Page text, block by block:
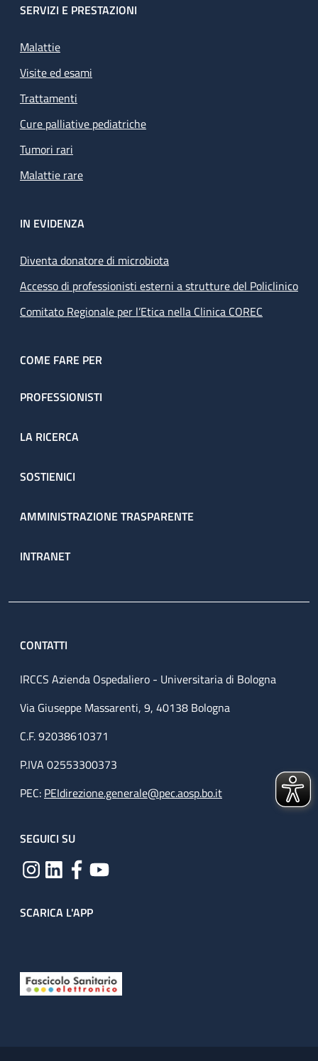
SERVIZI E PRESTAZIONI
Malattie
Visite ed esami
Trattamenti
Cure palliative pediatriche
Tumori rari
Malattie rare
IN EVIDENZA
Diventa donatore di microbiota
Accesso di professionisti esterni a strutture del Policlinico
Comitato Regionale per l’Etica nella Clinica COREC
COME FARE PER
PROFESSIONISTI
LA RICERCA
SOSTIENICI
AMMINISTRAZIONE TRASPARENTE
INTRANET
CONTATTI
IRCCS Azienda Ospedaliero - Universitaria di Bologna
Via Giuseppe Massarenti, 9, 40138 Bologna
C.F. 92038610371
P.IVA 02553300373
PEC: PEIdirezione.generale@pec.aosp.bo.it
SEGUICI SU
SCARICA L'APP